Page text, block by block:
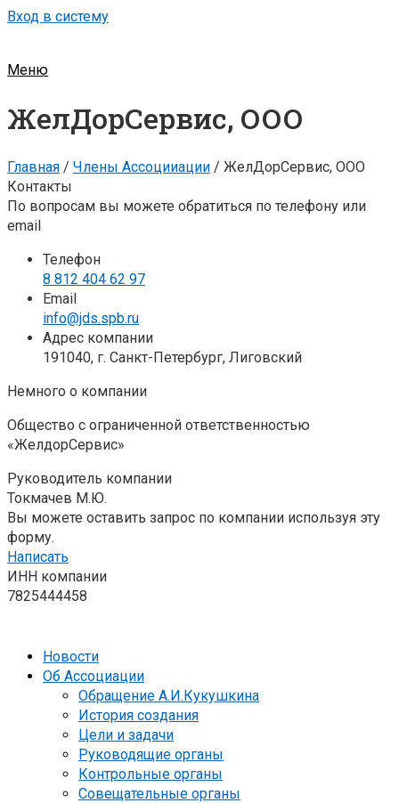
Вход в систему
Меню
ЖелДорСервис, ООО
Главная / Члены Ассоцииации / ЖелДорСервис, ООО
Контакты
По вопросам вы можете обратиться по телефону или
email
Телефон
8 812 404 62 97
Email
info@jds.spb.ru
Адрес компании
191040, г. Санкт-Петербург, Лиговский
Немного о компании
Общество с ограниченной ответственностью
«ЖелдорСервис»
Руководитель компании
Токмачев М.Ю.
Вы можете оставить запрос по компании используя эту
форму.
Написать
ИНН компании
7825444458
Новости
Об Ассоциации
Обращение А.И.Кукушкина
История создания
Цели и задачи
Руководящие органы
Контрольные органы
Совещательные органы